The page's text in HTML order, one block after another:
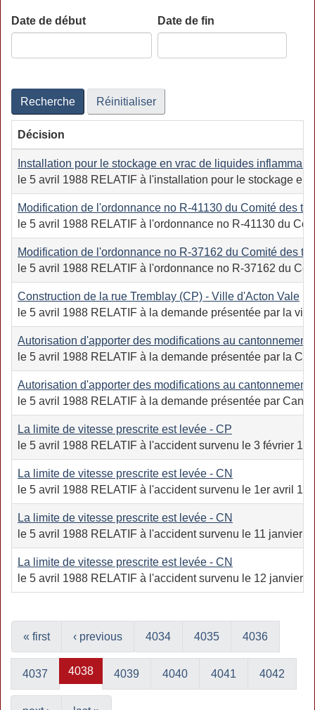
Date de début Date de fin
Recherche Réinitialiser
Décision
Installation pour le stockage en vrac de liquides
le 5 avril 1988 RELATIF à l'installation pour le stockage
Modification de l'ordonnance no R-41130 du Comité des
le 5 avril 1988 RELATIF à l'ordonnance no R-41130 du
Modification de l'ordonnance no R-37162 du Comité des
le 5 avril 1988 RELATIF à l'ordonnance no R-37162 du
Construction de la rue Tremblay (CP) - Ville d'Acton Vale
le 5 avril 1988 RELATIF à la demande présentée par la
Autorisation d'apporter des modifications au cantonnement
le 5 avril 1988 RELATIF à la demande présentée par la
Autorisation d'apporter des modifications au cantonnement
le 5 avril 1988 RELATIF à la demande présentée par
La limite de vitesse prescrite est levée - CP
le 5 avril 1988 RELATIF à l'accident survenu le 3 février
La limite de vitesse prescrite est levée - CN
le 5 avril 1988 RELATIF à l'accident survenu le 1er avril
La limite de vitesse prescrite est levée - CN
le 5 avril 1988 RELATIF à l'accident survenu le 11 janvier
La limite de vitesse prescrite est levée - CN
le 5 avril 1988 RELATIF à l'accident survenu le 12 janvier
« first ‹ previous 4034 4035 4036
4037 4038 4039 4040 4041 4042